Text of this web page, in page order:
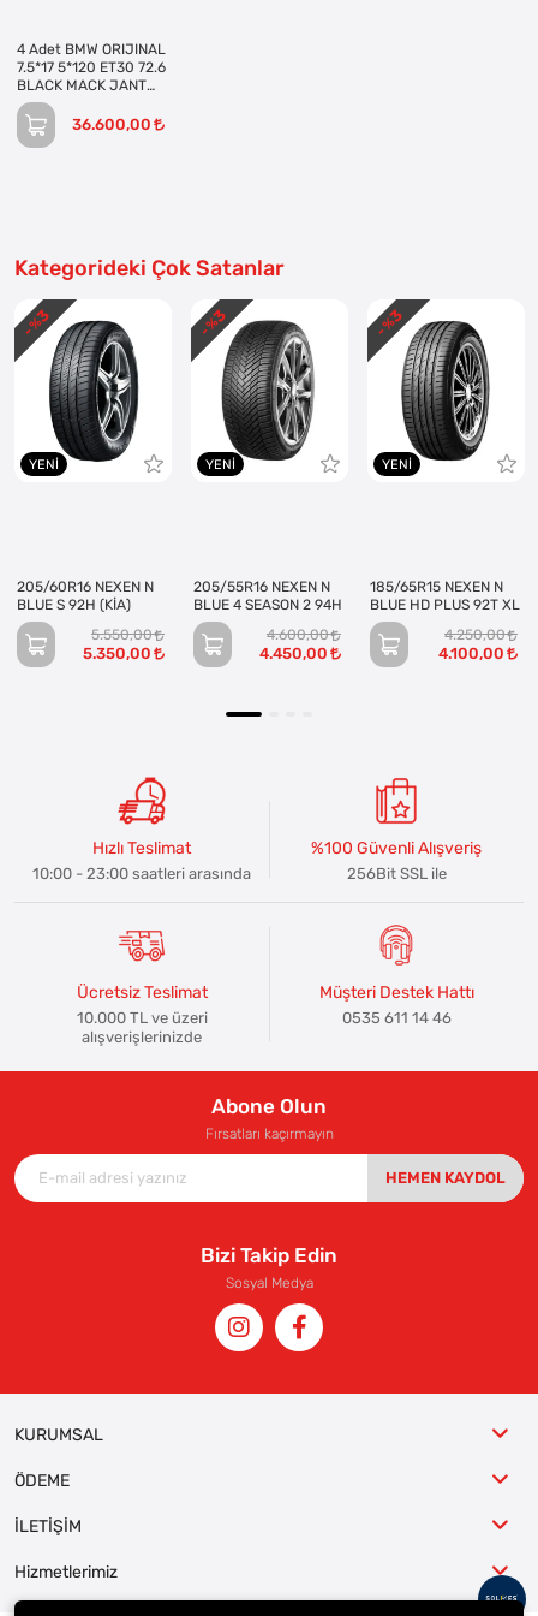
4 Adet BMW ORIJINAL
7.5*17 5*120 ET30 72.6
BLACK MACK JANT
REVİZE EDİLMİŞ
(Takım)
36.600,00
Kategorideki Çok Satanlar
YENI
205/60R16 NEXEN N
BLUE S 92H (KİA)
5.550,00
5.350,00
- %
3
YENI
205/55R16 NEXEN N
BLUE 4 SEASON 2 94H
4.600,00
4.450,00
- %
3
YENI
185/65R15 NEXEN N
BLUE HD PLUS 92T XL
4.250,00
4.100,00
- %
3
Hızlı Teslimat
10:00 - 23:00 saatleri arasında
%100 Güvenli Alışveriş
256Bit SSL ile
Ücretsiz Teslimat
10.000 TL ve üzeri
alışverişlerinizde
Müşteri Destek Hattı
0535 611 14 46
Abone Olun
Fırsatları kaçırmayın
HEMEN KAYDOL
Bizi Takip Edin
Sosyal Medya
KURUMSAL
ÖDEME
İLETİŞİM
Hizmetlerimiz